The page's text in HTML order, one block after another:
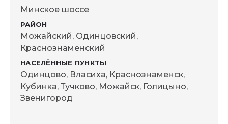
Минское шоссе
Можайский, Одинцовский,
Краснознаменский
Одинцово, Власиха, Краснознаменск,
Кубинка, Тучково, Можайск, Голицыно,
Звенигород